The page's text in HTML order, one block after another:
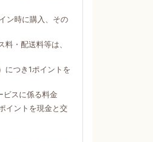
ン時に購入、その
・配送料等は、
につき1ポイントを
スに係る料金
イントを現金と交